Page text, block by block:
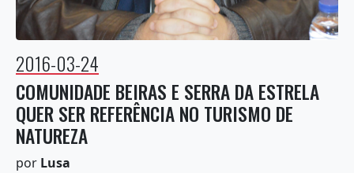
2016-03-24
COMUNIDADE BEIRAS E SERRA DA ESTRELA
QUER SER REFERÊNCIA NO TURISMO DE
NATUREZA
por Lusa